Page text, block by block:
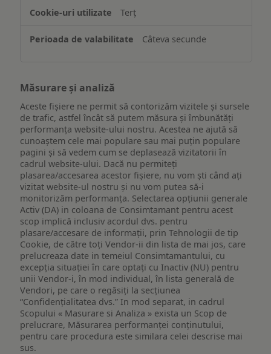
Terț
Câteva secunde
Măsurare și analiză
Aceste fișiere ne permit să contorizăm vizitele și sursele
de trafic, astfel încât să putem măsura și îmbunătăți
performanța website-ului nostru. Acestea ne ajută să
cunoaștem cele mai populare sau mai puțin populare
pagini și să vedem cum se deplasează vizitatorii în
cadrul website-ului. Dacă nu permiteți
plasarea/accesarea acestor fișiere, nu vom ști când ați
vizitat website-ul nostru și nu vom putea să-i
monitorizăm performanța. Selectarea opțiunii generale
Activ (DA) in coloana de Consimtamant pentru acest
scop implică inclusiv acordul dvs. pentru
plasare/accesare de informații, prin Tehnologii de tip
Cookie, de către toți Vendor-ii din lista de mai jos, care
prelucreaza date in temeiul Consimtamantului, cu
excepția situației în care optați cu Inactiv (NU) pentru
unii Vendor-i, în mod individual, în lista generală de
Vendori, pe care o regăsiți la secțiunea
“Confidențialitatea dvs.” In mod separat, in cadrul
Scopului « Masurare si Analiza » exista un Scop de
prelucrare, Măsurarea performanței conținutului,
pentru care procedura este similara celei descrise mai
sus.